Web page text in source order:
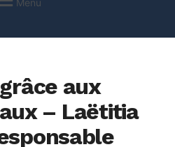
aux
– Laëtitia